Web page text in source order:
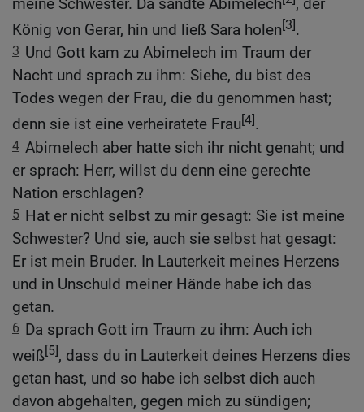
König von Gerar, hin und ließ Sara holen[3].
3 Und Gott kam zu Abimelech im Traum der
Nacht und sprach zu ihm: Siehe, du bist des
Todes wegen der Frau, die du genommen hast;
denn sie ist eine verheiratete Frau[4].
4 Abimelech aber hatte sich ihr nicht genaht; und
er sprach: Herr, willst du denn eine gerechte
Nation erschlagen?
5 Hat er nicht selbst zu mir gesagt: Sie ist meine
Schwester? Und sie, auch sie selbst hat gesagt:
Er ist mein Bruder. In Lauterkeit meines Herzens
und in Unschuld meiner Hände habe ich das
getan.
6 Da sprach Gott im Traum zu ihm: Auch ich
weiß[5], dass du in Lauterkeit deines Herzens dies
getan hast, und so habe ich selbst dich auch
davon abgehalten, gegen mich zu sündigen;